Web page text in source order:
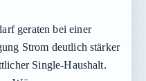
geraten bei einer
Strom deutlich stärker
Single-Haushalt.